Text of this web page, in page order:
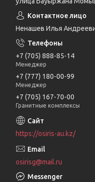
Ненашев Илья
+7 (705) 888-85-14
Менеджер
+7 (777) 180-00-99
Менеджер
+7 (705) 167-70-00
Гранитные комплексы
https://osiris-au.kz/
osirisg@mail.ru